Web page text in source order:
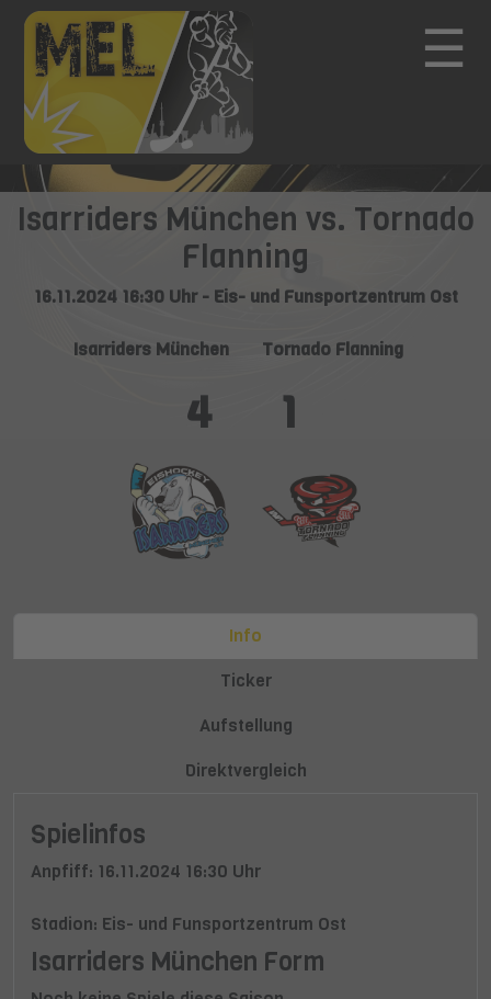
☰
Isarriders München vs. Tornado
Flanning
16.11.2024 16:30 Uhr - Eis- und Funsportzentrum Ost
Isarriders München Tornado Flanning
4 1
Info
Ticker
Aufstellung
Direktvergleich
Spielinfos
Anpfiff: 16.11.2024 16:30 Uhr
Stadion: Eis- und Funsportzentrum Ost
Isarriders München Form